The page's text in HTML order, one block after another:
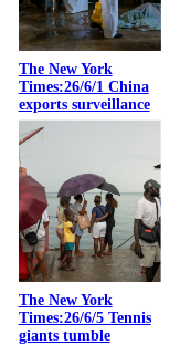
The New York
Times:26/6/1 China
exports surveillance
The New York
Times:26/6/5 Tennis
giants tumble